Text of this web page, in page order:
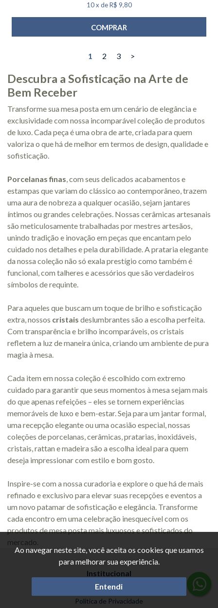
10 x de R$ 9,80
COMPRAR
1 2 3 >
Descubra a Sofisticação na Arte de
Bem Receber
Transforme sua mesa posta em um cenário de elegância e
exclusividade com nossa incomparável coleção de produtos
de luxo. Cada peça é uma obra de arte, criada para quem
valoriza o que há de melhor em termos de design, qualidade e
sofisticação.
Porcelanas finas, com seus delicados acabamentos e
estampas que variam do clássico ao contemporâneo, trazem
uma aura de nobreza a qualquer ocasião, sejam jantares
íntimos ou grandes celebrações. Nossas cerâmicas artesanais
são meticulosamente trabalhadas por mestres artesãos,
unindo tradição e inovação em peças que encantam pelo
cuidado nos detalhes e pela durabilidade. A prataria elegante
da nossa coleção não só exala prestígio como também é
funcional, com talheres e acessórios que são verdadeiros
símbolos de requinte.
Para aqueles que buscam um toque de brilho e sofisticação
extra, nossos cristais deslumbrantes são a escolha perfeita.
Com transparência e brilho incomparáveis, os cristais
refletem a luz de maneira única, criando um ambiente de pura
magia à mesa.
Cada item em nossa coleção é escolhido com extremo
cuidado para garantir que seus momentos à mesa sejam mais
do que apenas refeições – eles se tornem experiências
memoráveis de luxo e bem-estar. Seja para um jantar formal,
uma recepção elegante ou uma ocasião especial, nossas
coleções de porcelanas, cerâmicas, pratarias, inoxidáveis,
cristais, rattan e madeira são a escolha ideal para quem
deseja impressionar com estilo e bom gosto.
Inspire-se com a nossa curadoria e explore o que há de mais
refinado e exclusivo para elevar suas recepções e eventos a
um novo patamar de sofisticação e elegância. Transforme
cada encontro em uma celebração inesquecível com os
produtos de mesa posta mais luxuosos e sofisticados do
mercado.
Institucional
Sobre
Política de Privacidade
Ao navegar neste site, você aceita os cookies que usamos
para melhorar sua experiência.
Entendi